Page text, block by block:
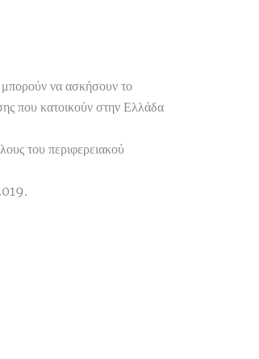
να ασκήσουν το
που κατοικούν στην Ελλάδα
του περιφερειακού